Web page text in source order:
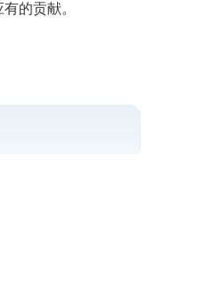
的贡献。